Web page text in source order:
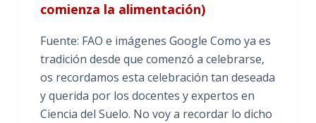
comienza la alimentación)
Fuente: FAO e imágenes Google Como ya es
tradición desde que comenzó a celebrarse,
os recordamos esta celebración tan deseada
y querida por los docentes y expertos en
Ciencia del Suelo. No voy a recordar lo dicho